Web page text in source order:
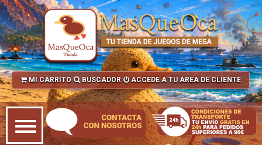
MI CARRITO BUSCADOR ACCEDE A TU ÁREA DE CLIENTE